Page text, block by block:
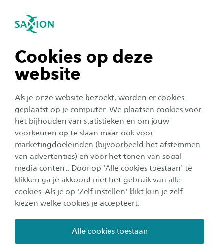
Cookies op deze
website
Als je onze website bezoekt, worden er cookies
geplaatst op je computer. We plaatsen cookies voor
het bijhouden van statistieken en om jouw
voorkeuren op te slaan maar ook voor
marketingdoeleinden (bijvoorbeeld het afstemmen
van advertenties) en voor het tonen van social
media content. Door op 'Alle cookies toestaan' te
klikken ga je akkoord met het gebruik van alle
cookies. Als je op 'Zelf instellen' klikt kun je zelf
kiezen welke cookies je accepteert.
Alle cookies toestaan
Navigatie openen
tonen
tonen
tonen
tonen
sluiten
Onderzoek
Saxion-onderzoekers
ontwikkelen Green Dome:
koepel waarin groenafval op
een duurzame manier
gescheiden kan worden
Auteur:
Willem Korenromp
Publicatiedatum:
3 mei 2021 Leestijd: Minuten
Iedere Nederlandse woning beschikt over